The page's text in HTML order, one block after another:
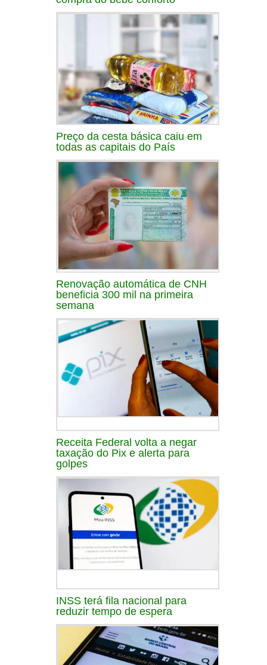
Preço da cesta básica caiu em
todas as capitais do País
Renovação automática de CNH
beneficia 300 mil na primeira
semana
Receita Federal volta a negar
taxação do Pix e alerta para
golpes
INSS terá fila nacional para
reduzir tempo de espera